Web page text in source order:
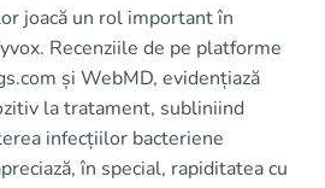
joacă un rol important în
Recenziile de pe platforme
și WebMD, evidențiază
la tratament, subliniind
infecțiilor bacteriene
în special, rapiditatea cu